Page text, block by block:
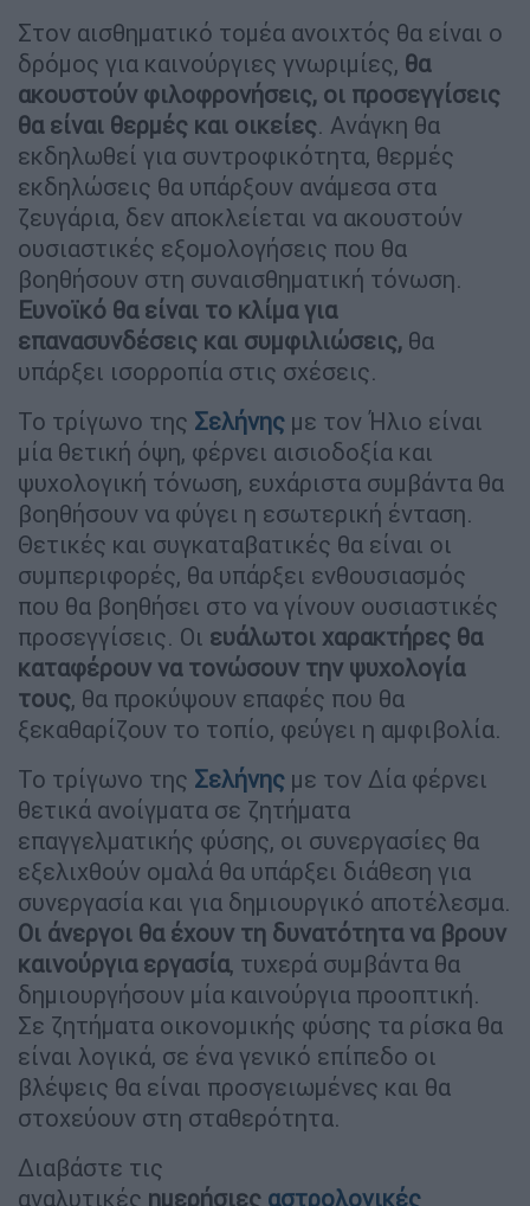
Στον αισθηματικό τομέα ανοιχτός θα είναι ο
δρόμος για καινούργιες γνωριμίες, θα
ακουστούν φιλοφρονήσεις, οι προσεγγίσεις
θα είναι θερμές και οικείες. Ανάγκη θα
εκδηλωθεί για συντροφικότητα, θερμές
εκδηλώσεις θα υπάρξουν ανάμεσα στα
ζευγάρια, δεν αποκλείεται να ακουστούν
ουσιαστικές εξομολογήσεις που θα
βοηθήσουν στη συναισθηματική τόνωση.
Ευνοϊκό θα είναι το κλίμα για
επανασυνδέσεις και συμφιλιώσεις, θα
υπάρξει ισορροπία στις σχέσεις.
Το τρίγωνο της Σελήνης με τον Ήλιο είναι
μία θετική όψη, φέρνει αισιοδοξία και
ψυχολογική τόνωση, ευχάριστα συμβάντα θα
βοηθήσουν να φύγει η εσωτερική ένταση.
Θετικές και συγκαταβατικές θα είναι οι
συμπεριφορές, θα υπάρξει ενθουσιασμός
που θα βοηθήσει στο να γίνουν ουσιαστικές
προσεγγίσεις. Οι ευάλωτοι χαρακτήρες θα
καταφέρουν να τονώσουν την ψυχολογία
τους, θα προκύψουν επαφές που θα
ξεκαθαρίζουν το τοπίο, φεύγει η αμφιβολία.
Το τρίγωνο της Σελήνης με τον Δία φέρνει
θετικά ανοίγματα σε ζητήματα
επαγγελματικής φύσης, οι συνεργασίες θα
εξελιχθούν ομαλά θα υπάρξει διάθεση για
συνεργασία και για δημιουργικό αποτέλεσμα.
Οι άνεργοι θα έχουν τη δυνατότητα να βρουν
καινούργια εργασία, τυχερά συμβάντα θα
δημιουργήσουν μία καινούργια προοπτική.
Σε ζητήματα οικονομικής φύσης τα ρίσκα θα
είναι λογικά, σε ένα γενικό επίπεδο οι
βλέψεις θα είναι προσγειωμένες και θα
στοχεύουν στη σταθερότητα.
Διαβάστε τις
αναλυτικές ημερήσιες αστρολογικές